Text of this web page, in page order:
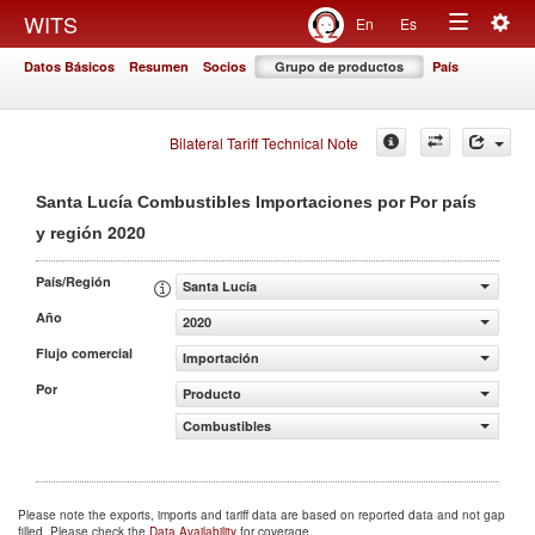
WITS En Es
Toggle
Datos Básicos Resumen Socios Grupo de productos País
Bilateral Tariff Technical Note
Santa Lucía Combustibles Importaciones por Por país
y región 2020
País/Región
Santa Lucía
Año
2020
Flujo comercial
Importación
Por
Producto
Combustibles
Please note the exports, imports and tariff data are based on reported data and not gap
filled. Please check the Data Availability for coverage.